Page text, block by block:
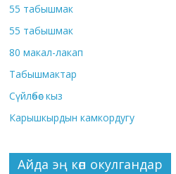
55 табышмак
55 табышмак
80 макал-лакап
Табышмактар
Сүйлөбөс кыз
Карышкырдын камкордугу
Айда эң көп окулгандар